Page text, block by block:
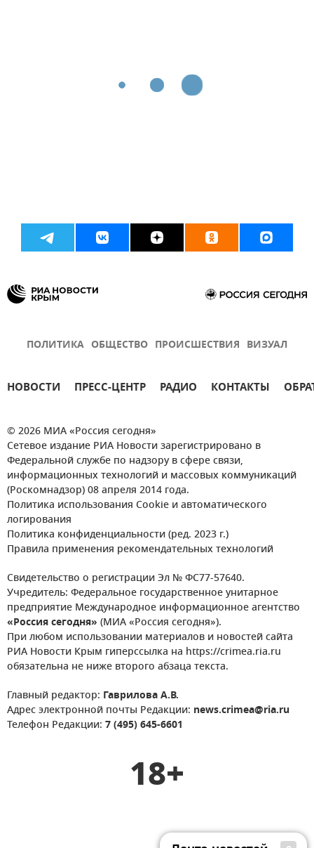
ПОЛИТИКА ОБЩЕСТВО ПРОИСШЕСТВИЯ ВИЗУАЛ
НОВОСТИ ПРЕСС-ЦЕНТР РАДИО КОНТАКТЫ
© 2026 МИА «Россия сегодня»
Сетевое издание РИА Новости зарегистрировано в
Федеральной службе по надзору в сфере связи,
информационных технологий и массовых коммуникаций
(Роскомнадзор) 08 апреля 2014 года.
Политика использования Cookie и автоматического
логирования
Политика конфиденциальности (ред. 2023 г.)
Правила применения рекомендательных технологий
Свидетельство о регистрации Эл № ФС77-57640.
Учредитель: Федеральное государственное унитарное
предприятие Международное информационное агентство
«Россия сегодня» (МИА «Россия сегодня»).
При любом использовании материалов и новостей сайта
РИА Новости Крым гиперссылка на https://crimea.ria.ru
обязательна не ниже второго абзаца текста.
Главный редактор: Гаврилова А.В.
Адрес электронной почты Редакции: news.crimea@ria.ru
Телефон Редакции: 7 (495) 645-6601
18+